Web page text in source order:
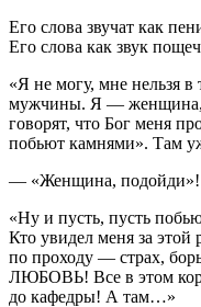
Его слова звучат как
Его слова как звук
«Я не могу, мне нельзя в
мужчины. Я — женщина,
говорят, что Бог меня
побьют камнями». Там
— «Женщина, подойди»!
«Ну и пусть, пусть
Кто увидел меня за
по проходу — страх,
ЛЮБОВЬ! Все в этом
до кафедры! А там…»